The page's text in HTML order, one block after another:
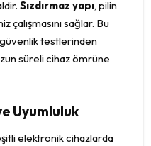
Sızdırmaz yapı, pilin
sağlar. Bu
güvenlik testlerinden
süreli cihaz ömrüne
Uyumluluk
elektronik cihazlarda